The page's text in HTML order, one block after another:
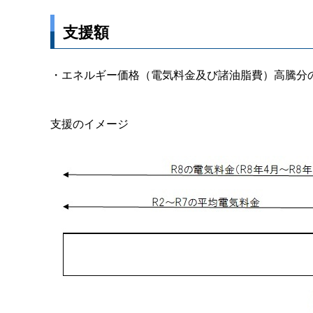
支援額
・エネルギー価格（電気料金及び諸油脂費）高騰分
支援のイメージ